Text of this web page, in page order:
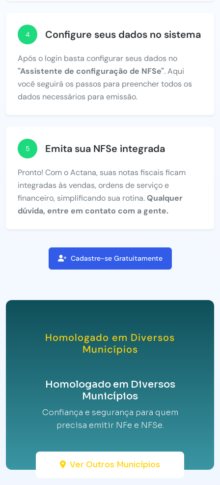
4 Configure seus dados no sistema
Após o login basta configurar seus dados no
"Assistente de configuração de NFSe". Aqui
você seguirá os passos para preencher todos os
dados necessários para emissão.
5 Emita sua NFSe integrada
Pronto! Com o Actana, suas notas fiscais ficam
integradas às vendas, ordens de serviço e
financeiro, simplificando sua rotina.Qualquer
dúvida, entre em contato com a gente.
Cadastre-se Gratuitamente
Homologado em Diversos
Municípios
Homologado em Diversos
Municípios
Confiança e segurança para quem
precisa emitir NFe e NFSe.
Ver Outros Municípios